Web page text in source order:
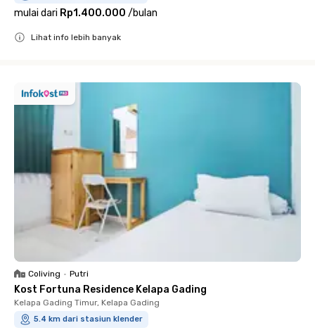
mulai dari Rp1.400.000 /bulan
Lihat info lebih banyak
Coliving • Putri
Kost Fortuna Residence Kelapa Gading
Kelapa Gading Timur, Kelapa Gading
5.4 km dari stasiun klender